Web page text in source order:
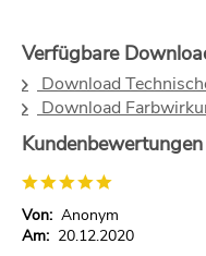
Verfügbare
Download
Download
Kundenbewertungen
Von: Anonym
Am: 20.12.2020